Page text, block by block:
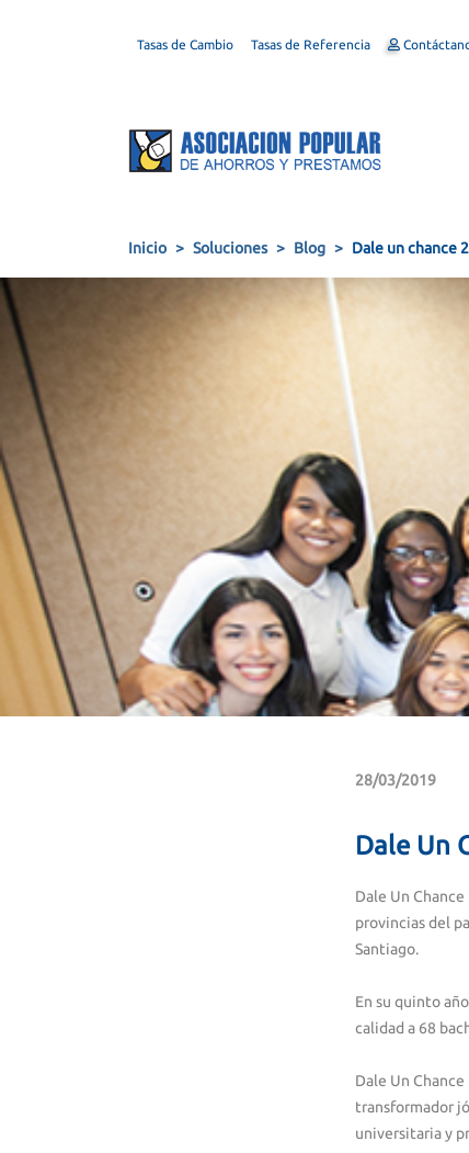
Tasas de Cambio Tasas de Referencia
Inicio Soluciones Blog Dale un chance
28/03/2019
Dale Un
Dale Un
provincias del
Santiago.
En su quinto
calidad a 68
Dale Un
transformador
universitaria y